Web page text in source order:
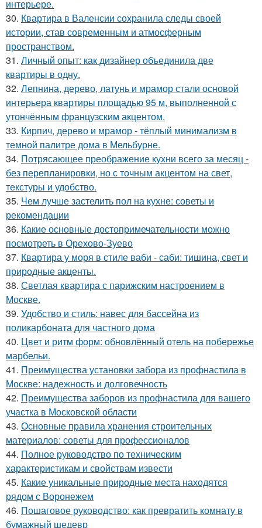
интерьере.
30. Квартира в Валенсии сохранила следы своей
истории, став современным и атмосферным
пространством.
31. Личный опыт: как дизайнер объединила две
квартиры в одну.
32. Лепнина, дерево, латунь и мрамор стали основой
интерьера квартиры площадью 95 м, выполненной с
утончённым французским акцентом.
33. Кирпич, дерево и мрамор - тёплый минимализм в
темной палитре дома в Мельбурне.
34. Потрясающее преображение кухни всего за месяц -
без перепланировки, но с точным акцентом на свет,
текстуры и удобство.
35. Чем лучше застелить пол на кухне: советы и
рекомендации
36. Какие основные достопримечательности можно
посмотреть в Орехово-Зуево
37. Квартира у моря в стиле ваби - саби: тишина, свет и
природные акценты.
38. Светлая квартира с парижским настроением в
Москве.
39. Удобство и стиль: навес для бассейна из
поликарбоната для частного дома
40. Цвет и ритм форм: обновлённый отель на побережье
марбельи.
41. Преимущества установки забора из профнастила в
Москве: надежность и долговечность
42. Преимущества заборов из профнастила для вашего
участка в Московской области
43. Основные правила хранения строительных
материалов: советы для профессионалов
44. Полное руководство по техническим
характеристикам и свойствам извести
45. Какие уникальные природные места находятся
рядом с Воронежем
46. Пошаговое руководство: как превратить комнату в
бумажный шедевр